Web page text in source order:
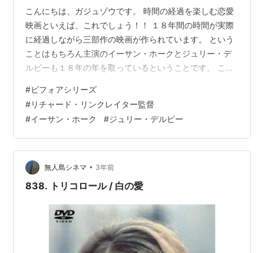
こんにちは、ガジュゾウです。 時間の経過を楽しむ恋愛
映画といえば、これでしょう！！ １８年間の時間が実際
に経過しながら三部作の映画が作られています。 という
ことはもちろん主演のイーサン・ホークとジュリー・デ
ルピーも１８年の年を取っているということです。 この
愛映画はだいたいが恋が実って終わります。 この映画は
さらにその先の先まで描いていきます。 しかもその時々
のほんの一瞬を切り取って映像化しているのです。 その
間を埋めるために想像力が掻き立てられます。 では、い
ってみましょう！！
#ビフォアシリーズ
#リチャード・リンクレイター監督
#イーサン・ホーク #ジュリー・デルピー
無人島シネマ • 3年前
838. トリコロール / 白の愛